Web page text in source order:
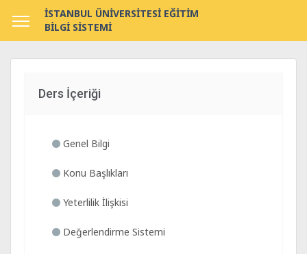
İSTANBUL ÜNİVERSİTESİ EĞİTİM
BİLGİ SİSTEMİ
Ders İçeriği
Genel Bilgi
Konu Başlıkları
Yeterlilik İlişkisi
Değerlendirme Sistemi